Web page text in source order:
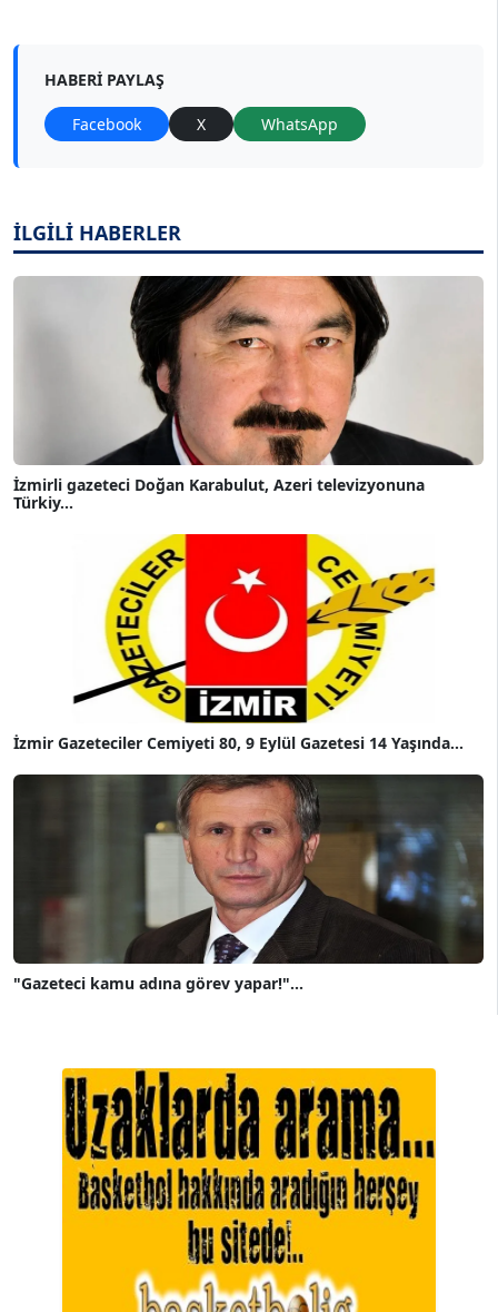
HABERI PAYLAŞ
Facebook X WhatsApp
İLGİLİ HABERLER
İzmirli gazeteci Doğan Karabulut, Azeri televizyonuna
Türkiy...
İzmir Gazeteciler Cemiyeti 80, 9 Eylül Gazetesi 14 Yaşında...
"Gazeteci kamu adına görev yapar!"...
A. BAHRİ VRESKALA